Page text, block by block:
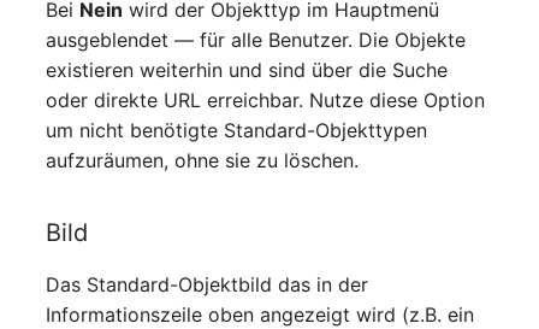
(Personengruppe)
Standort
Status-Planung
Switch
Varianten
Bei Nein wird der Objekttyp im Hauptmenü
ausgeblendet — für alle Benutzer. Die Objekte
existieren weiterhin und sind über die Suche
oder direkte URL erreichbar. Nutze diese Option
um nicht benötigte Standard-Objekttypen
aufzuräumen, ohne sie zu löschen.
Bild
Das Standard-Objektbild das in der
Informationszeile oben angezeigt wird (z.B. ein